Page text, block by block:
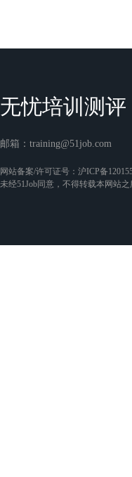
无忧培训测评
邮箱： training@51job.com
网站备案/许可证号： 沪ICP备
未经51Job同意，不得转载本网站